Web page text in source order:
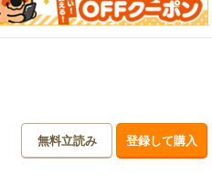
無料立読み 登録して購入